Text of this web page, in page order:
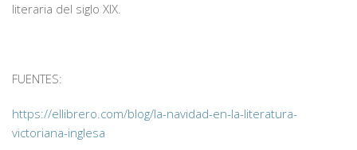
literaria del siglo XIX.
FUENTES:
https://ellibrero.com/blog/la-navidad-en-la-literatura-
victoriana-inglesa